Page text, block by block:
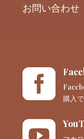
お問い合わせ

購入